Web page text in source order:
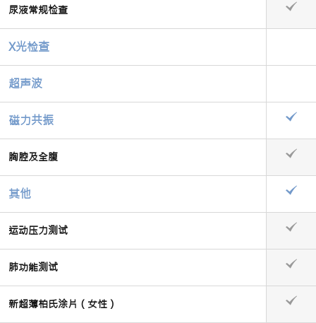
尿液常规检查
X光检查
超声波
磁力共振
胸腔及全腹
其他
运动压力测试
肺功能测试
新超薄柏氏涂片（女性）